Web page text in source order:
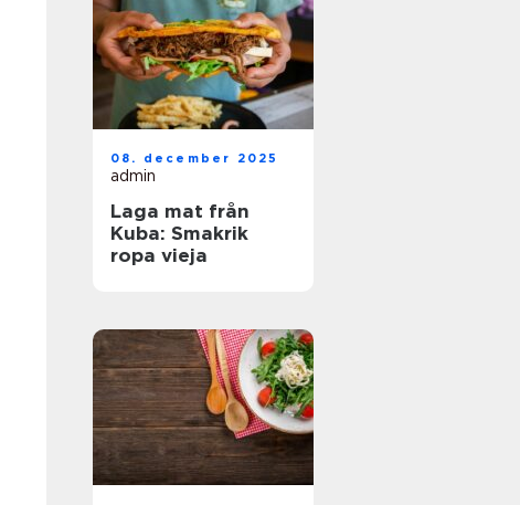
08. december 2025
admin
Laga mat från
Kuba: Smakrik
ropa vieja